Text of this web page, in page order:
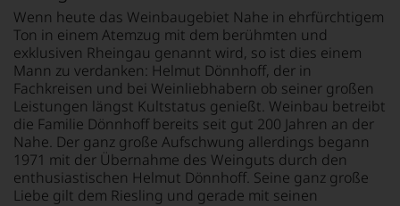
aber
genügt
uns
nicht
mehr.
Wir
haben
festgestellt,
dass
manch
eine
den
»Master
of
Wine«.
Als
Weinautorin
schuf
sie
mit
dem
»Oxford
Wisconsin.
Bedingt
durch
seinen
Vater
wandte
er
sich
aber
vor
allen
Dingen
ALKOHOLGEHALT
12,5 % Vol.
RESTSÜSSE
2,4 g/L
SÄUREGEHALT
8 g/L
LAGERPOTENTIAL
Fettsäuren: 0 g
KOHLENHYDRATE
1,2 g
davon Zucker: 0,2 g
EIWEISS
0 g
SALZ
0 g
ZUTATEN
Trauben,
Wenn heute das Weinbaugebiet Nahe in ehrfürchtigem
Ton in einem Atemzug mit dem berühmten und
exklusiven Rheingau genannt wird, so ist dies einem
Mann zu verdanken: Helmut Dönnhoff, der in
Fachkreisen und bei Weinliebhabern ob seiner großen
Leistungen längst Kultstatus genießt. Weinbau betreibt
die Familie Dönnhoff bereits seit gut 200 Jahren an der
Nahe. Der ganz große Aufschwung allerdings begann
1971 mit der Übernahme des Weinguts durch den
enthusiastischen Helmut Dönnhoff. Seine ganz große
Liebe gilt dem Riesling und gerade mit seinen